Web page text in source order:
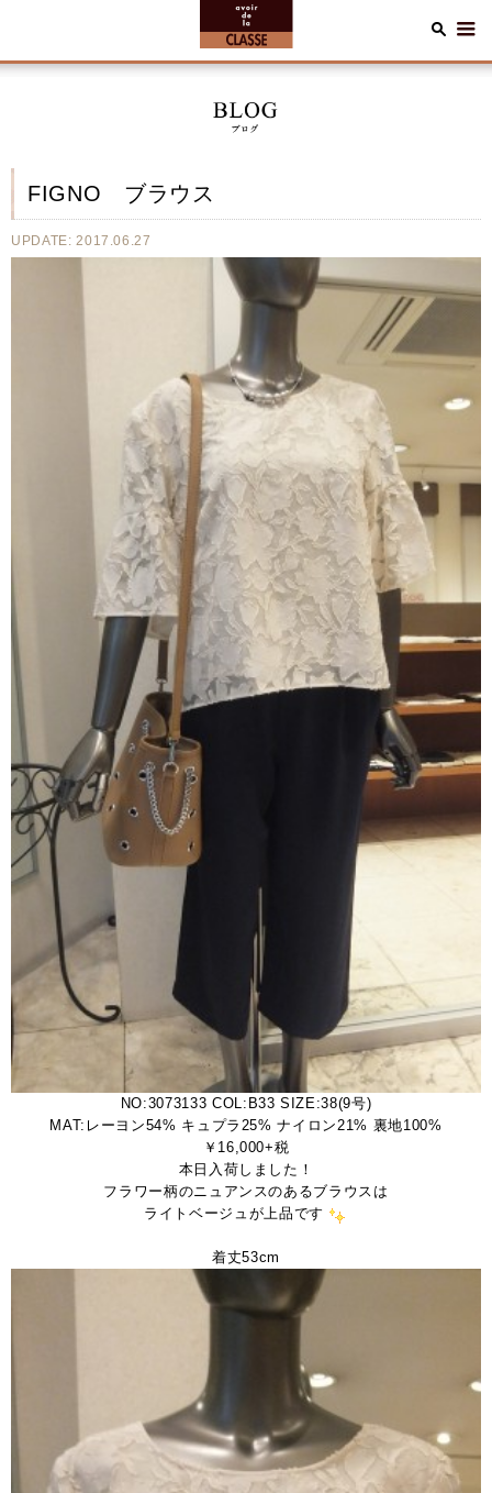
FIGNO ブラウス
UPDATE: 2017.06.27
NO:3073133 COL:B33 SIZE:38(9号)
MAT:レーヨン54% キュプラ25% ナイロン21% 裏地100%
￥16,000+税
本日入荷しました！
フラワー柄のニュアンスのあるブラウスは
ライトベージュが上品です
着丈53cm